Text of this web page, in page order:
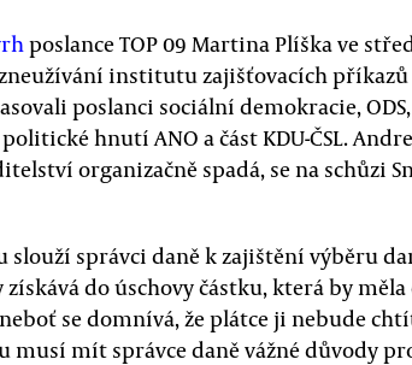
poslance TOP 09 Martina Plíška ve
institutu zajišťovacích
poslanci sociální demokracie, ODS,
hnutí ANO a část KDU-ČSL.
organizačně spadá, se na schůzi
správci daně k zajištění výběru
do úschovy částku, která by
se domnívá, že plátce ji nebude
musí mít správce daně vážné důvody